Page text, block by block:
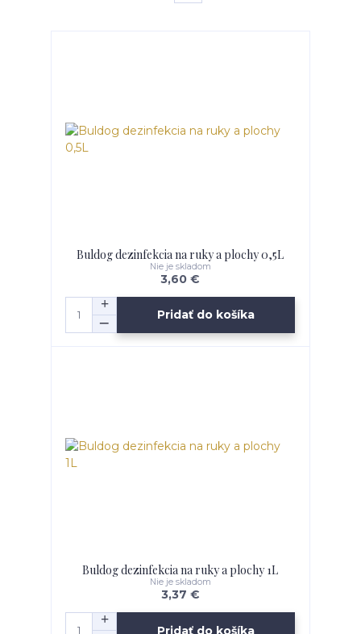
Buldog dezinfekcia na ruky a plochy 0,5L
3,60 €
Nie je skladom
Pridať do košíka
Buldog dezinfekcia na ruky a plochy 1L
3,37 €
Nie je skladom
Pridať do košíka